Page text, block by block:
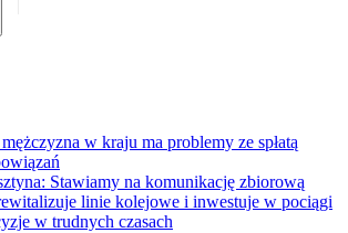
w kraju ma problemy ze spłatą
Stawiamy na komunikację zbiorową
linie kolejowe i inwestuje w pociągi
w trudnych czasach